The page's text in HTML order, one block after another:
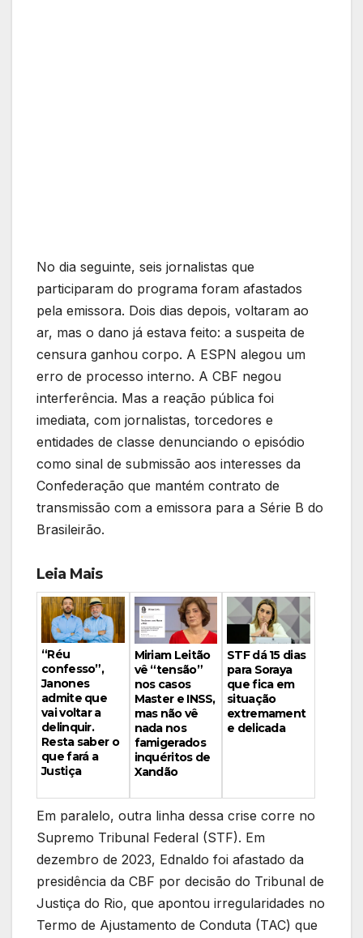
No dia seguinte, seis jornalistas que
participaram do programa foram afastados
pela emissora. Dois dias depois, voltaram ao
ar, mas o dano já estava feito: a suspeita de
censura ganhou corpo. A ESPN alegou um
erro de processo interno. A CBF negou
interferência. Mas a reação pública foi
imediata, com jornalistas, torcedores e
entidades de classe denunciando o episódio
como sinal de submissão aos interesses da
Confederação que mantém contrato de
transmissão com a emissora para a Série B do
Brasileirão.
Leia Mais
“Réu
confesso”,
Janones
admite que
vai voltar a
delinquir.
Resta saber o
que fará a
Justiça
Miriam Leitão
vê “tensão”
nos casos
Master e INSS,
mas não vê
nada nos
famigerados
inquéritos de
Xandão
STF dá 15 dias
para Soraya
que fica em
situação
extremament
e delicada
Em paralelo, outra linha dessa crise corre no
Supremo Tribunal Federal (STF). Em
dezembro de 2023, Ednaldo foi afastado da
presidência da CBF por decisão do Tribunal de
Justiça do Rio, que apontou irregularidades no
Termo de Ajustamento de Conduta (TAC) que